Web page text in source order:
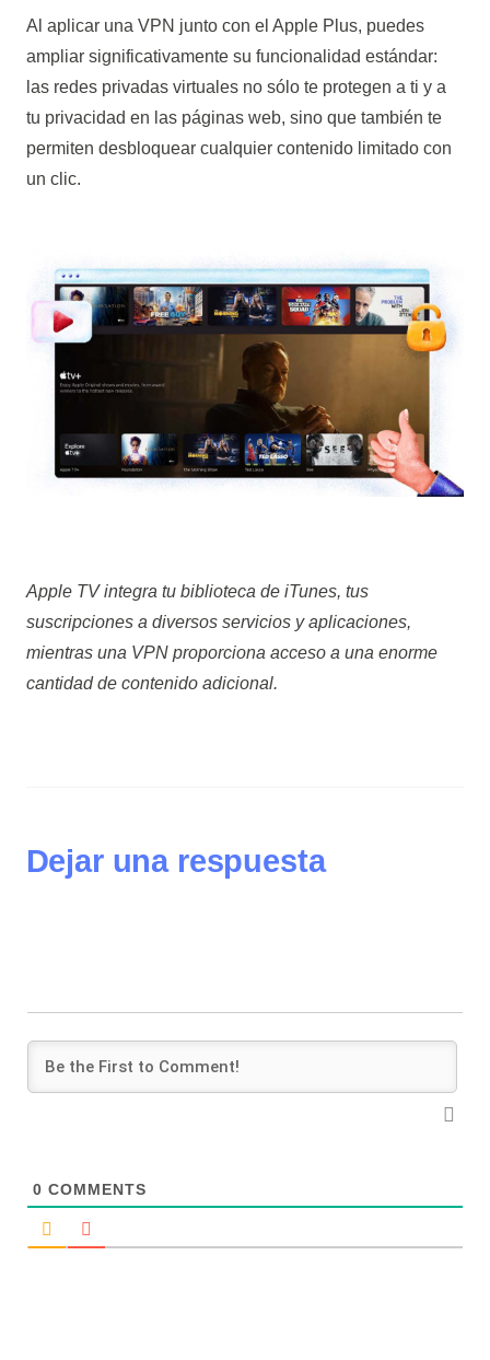
Al aplicar una VPN junto con el Apple Plus, puedes
ampliar significativamente su funcionalidad estándar:
las redes privadas virtuales no sólo te protegen a ti y a
tu privacidad en las páginas web, sino que también te
permiten desbloquear cualquier contenido limitado con
un clic.
Apple TV integra tu biblioteca de iTunes, tus
suscripciones a diversos servicios y aplicaciones,
mientras una VPN proporciona acceso a una enorme
cantidad de contenido adicional.
Dejar una respuesta
0 COMMENTS